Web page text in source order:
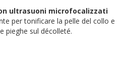
ultrasuoni microfocalizzati
per tonificare la pelle del collo e
pieghe sul décolleté.